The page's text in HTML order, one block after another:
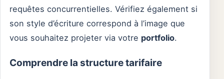
requêtes concurrentielles. Vérifiez également si
son style d’écriture correspond à l’image que
vous souhaitez projeter via votre portfolio.
Comprendre la structure tarifaire